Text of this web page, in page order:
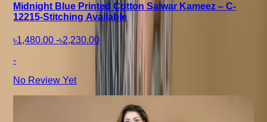
Midnight Blue Printed Cotton Salwar Kameez – C-
12215-Stitching Available
৳1,480.00 -৳2,230.00
-
No Review Yet